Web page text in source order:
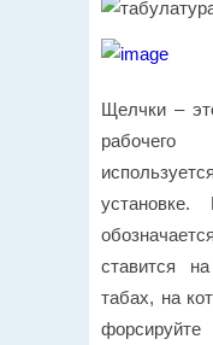
Щелчки –
ставится
табах, на